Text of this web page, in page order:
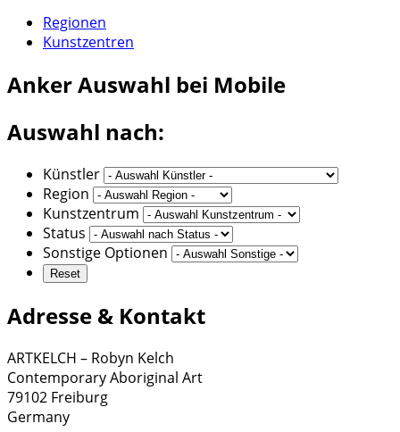
Regionen
Kunstzentren
AnkerAuswahl bei Mobile
Auswahl nach:
Künstler
Region
Kunstzentrum
Status
Sonstige Optionen
Adresse & Kontakt
ARTKELCH – Robyn Kelch
Contemporary Aboriginal Art
79102 Freiburg
Germany